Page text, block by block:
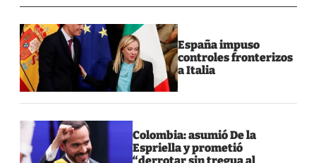
España impuso
controles fronterizos
a Italia
Colombia: asumió De la
Espriella y prometió
“derrotar sin tregua al